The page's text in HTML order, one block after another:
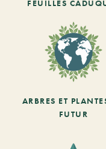
FEUILLES
ARBRES ET
FUTUR